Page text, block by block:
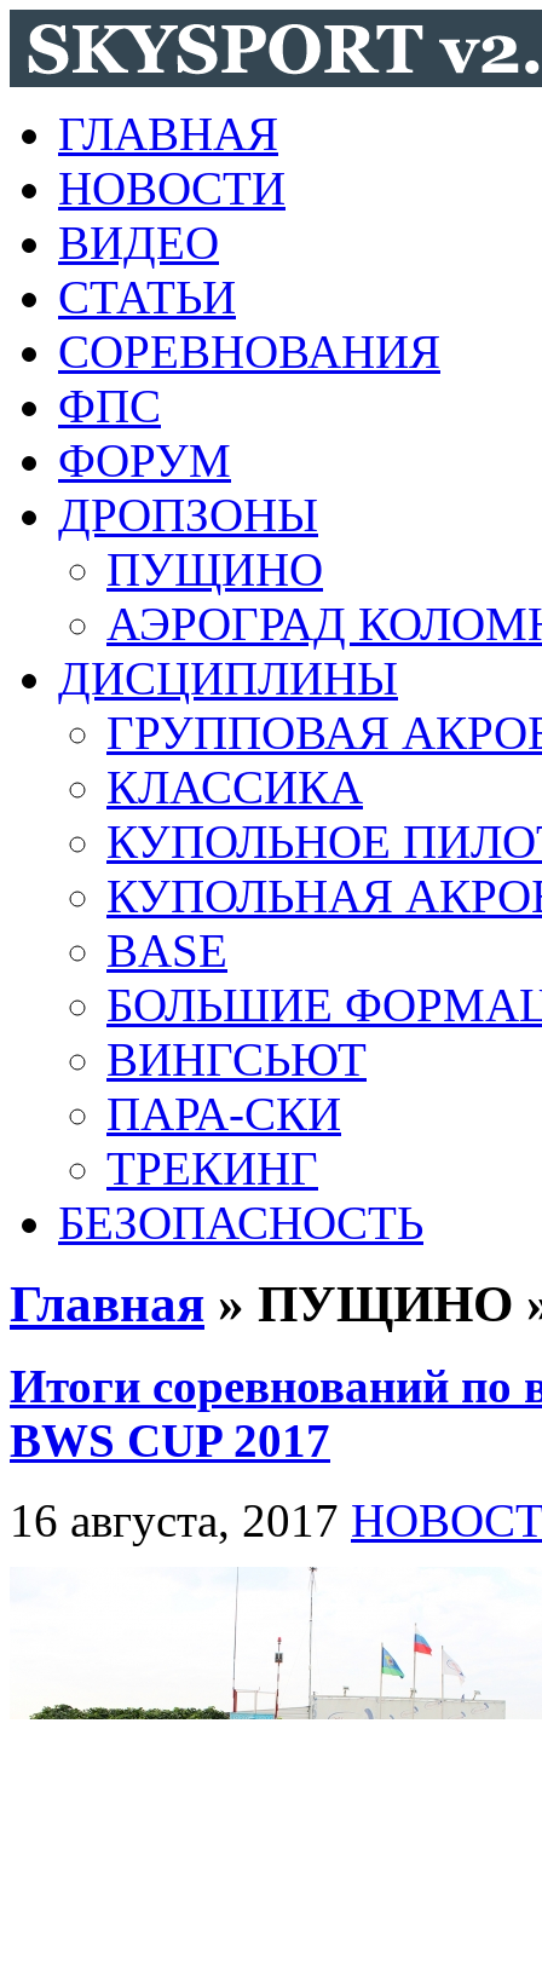
ГЛАВНАЯ
НОВОСТИ
ВИДЕО
СТАТЬИ
СОРЕВНОВАНИЯ
ФПС
ФОРУМ
ДРОПЗОНЫ
ПУЩИНО
АЭРОГРАД
ДИСЦИПЛИНЫ
ГРУППОВАЯ
КЛАССИКА
КУПОЛЬНОЕ
КУПОЛЬНАЯ
BASE
БОЛЬШИЕ
ВИНГСЬЮТ
ПАРА-СКИ
ТРЕКИНГ
БЕЗОПАСНОСТЬ
Главная » ПУЩИНО »
Итоги соревнований
BWS CUP 2017
16 августа, 2017